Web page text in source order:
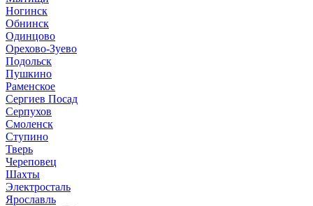
Ногинск
Обнинск
Одинцово
Орехово-Зуево
Подольск
Пушкино
Раменское
Сергиев Посад
Серпухов
Смоленск
Ступино
Тверь
Череповец
Шахты
Электросталь
Ярославль